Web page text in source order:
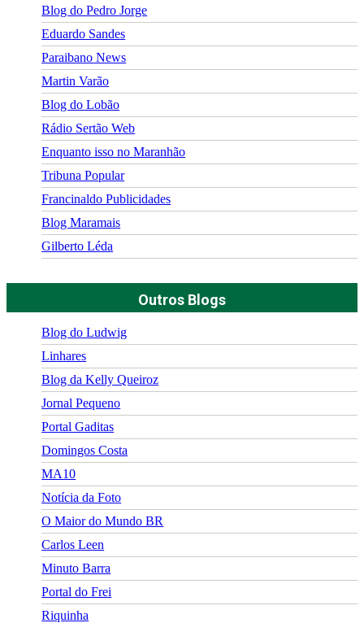
Blog do Pedro Jorge
Eduardo Sandes
Paraibano News
Martin Varão
Blog do Lobão
Rádio Sertão Web
Enquanto isso no Maranhão
Tribuna Popular
Francinaldo Publicidades
Blog Maramais
Gilberto Léda
Outros Blogs
Blog do Ludwig
Linhares
Blog da Kelly Queiroz
Jornal Pequeno
Portal Gaditas
Domingos Costa
MA10
Notícia da Foto
O Maior do Mundo BR
Carlos Leen
Minuto Barra
Portal do Frei
Riquinha